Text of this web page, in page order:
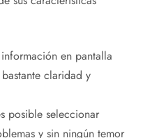
en pantalla
claridad y
posible seleccionar
y sin ningún temor